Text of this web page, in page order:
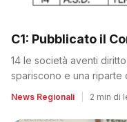
C1: Pubblicato il
14 le società aventi
spariscono e una riparte
News Regionali 2 min di